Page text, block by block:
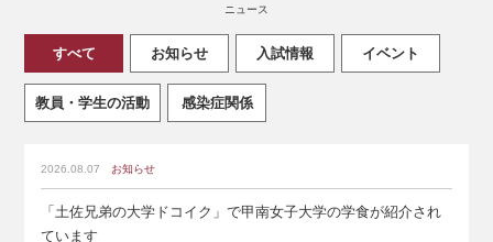
ニュース
すべて お知らせ 入試情報 イベント
教員・学生の活動 感染症関係
2026.08.07 お知らせ
「土佐兄弟の大学ドコイク」で甲南女子大学の学食が紹介され
ています